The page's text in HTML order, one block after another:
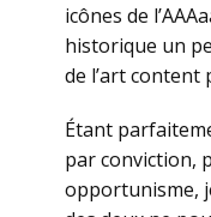
icônes de
historique un
de l’art content
Étant
par conviction,
opportunisme,